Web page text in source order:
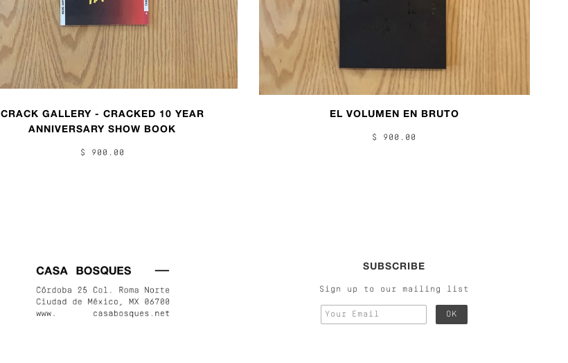
CRACK GALLERY - CRACKED 10 YEAR
ANNIVERSARY SHOW BOOK
$ 900.00
EL VOLUMEN EN BRUTO
$ 900.00
SUBSCRIBE
Sign up to our mailing list